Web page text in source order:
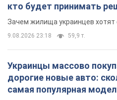
кто будет принимать
сносе домов
Зачем жилища украинцев хотят
9.08.2026 23:18 59,9 т.
Украинцы массово
дорогие новые авто:
самая популярная